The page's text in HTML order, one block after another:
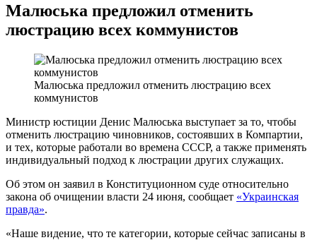
Малюська предложил отменить
люстрацию всех коммунистов
Малюська предложил отменить люстрацию всех
коммунистов
Министр юстиции Денис Малюська выступает за то, чтобы
отменить люстрацию чиновников, состоявших в Компартии,
и тех, которые работали во времена СССР, а также применять
индивидуальный подход к люстрации других служащих.
Об этом он заявил в Конституционном суде относительно
закона об очищении власти 24 июня, сообщает «Украинская
правда».
«Наше видение, что те категории, которые сейчас записаны в